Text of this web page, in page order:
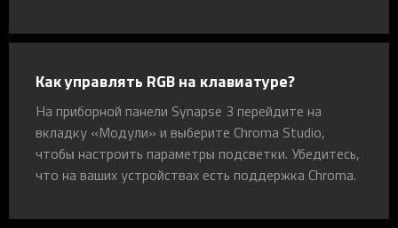
Как управлять RGB на клавиатуре?
На приборной панели Synapse 3 перейдите на
вкладку «Модули» и выберите Chroma Studio,
чтобы настроить параметры подсветки. Убедитесь,
что на ваших устройствах есть поддержка Chroma.